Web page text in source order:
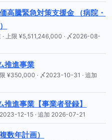
高騰緊急対策支援金 （病院・
· 上限 ¥5,511,246,000 · 〆2026-08-
推進事業
¥350,000 · 〆2023-10-31 · 追加
進事業【事業者登録】
2023-12-15 · 追加 2026-07-21
数年計画）